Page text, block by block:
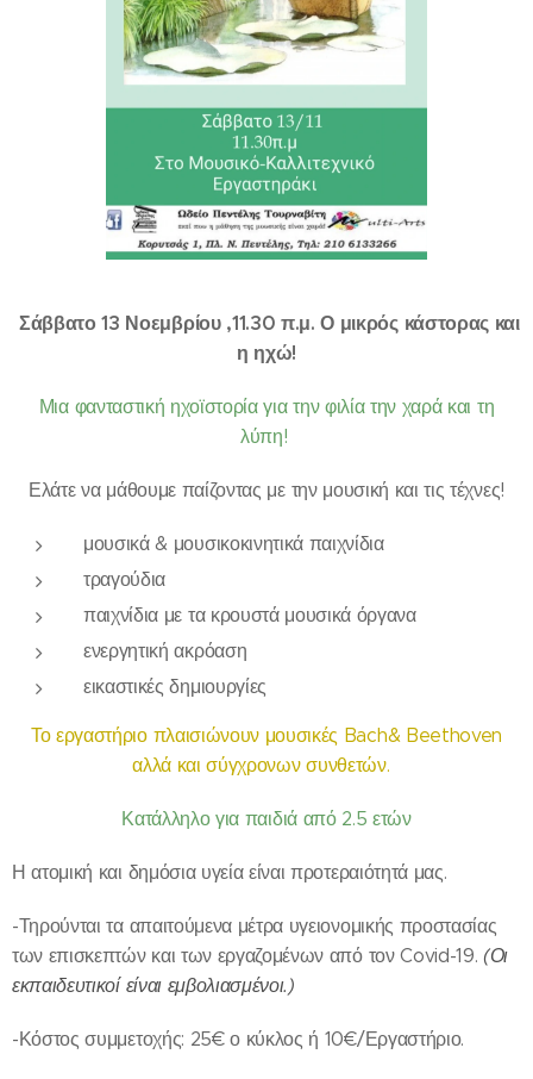
Σάββατο 13 Νοεμβρίου ,11.30 π.μ. Ο μικρός κάστορας και
η ηχώ!
Μια φανταστική ηχοϊστορία για την φιλία την χαρά και τη
λύπη!
Ελάτε να μάθουμε παίζοντας με την μουσική και τις τέχνες!
μουσικά & μουσικοκινητικά παιχνίδια
τραγούδια
παιχνίδια με τα κρουστά μουσικά όργανα
ενεργητική ακρόαση
εικαστικές δημιουργίες
Το εργαστήριο πλαισιώνουν μουσικές Bach& Beethoven
αλλά και σύγχρονων συνθετών.
Κατάλληλο για παιδιά από 2.5 ετών
Η ατομική και δημόσια υγεία είναι προτεραιότητά μας.
-Τηρούνται τα απαιτούμενα μέτρα υγειονομικής προστασίας
των επισκεπτών και των εργαζομένων από τον Covid-19.(Οι
εκπαιδευτικοί είναι εμβολιασμένοι.)
-Κόστος συμμετοχής: 25€ ο κύκλος ή 10€/Εργαστήριο.